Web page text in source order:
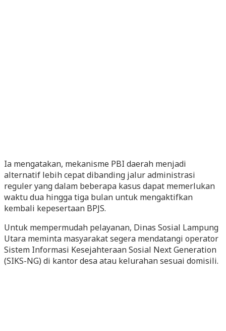
Ia mengatakan, mekanisme PBI daerah menjadi
alternatif lebih cepat dibanding jalur administrasi
reguler yang dalam beberapa kasus dapat memerlukan
waktu dua hingga tiga bulan untuk mengaktifkan
kembali kepesertaan BPJS.
Untuk mempermudah pelayanan, Dinas Sosial Lampung
Utara meminta masyarakat segera mendatangi operator
Sistem Informasi Kesejahteraan Sosial Next Generation
(SIKS-NG) di kantor desa atau kelurahan sesuai domisili.